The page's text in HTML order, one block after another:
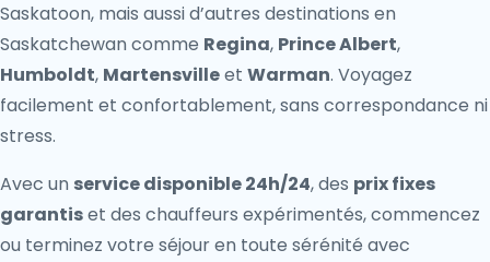
Saskatoon, mais aussi d’autres destinations en
Saskatchewan comme Regina, Prince Albert,
Humboldt, Martensvilleet Warman. Voyagez
facilement et confortablement, sans correspondance ni
stress.
Avec un service disponible 24h/24, des prix fixes
garantiset des chauffeurs expérimentés, commencez
ou terminez votre séjour en toute sérénité avec